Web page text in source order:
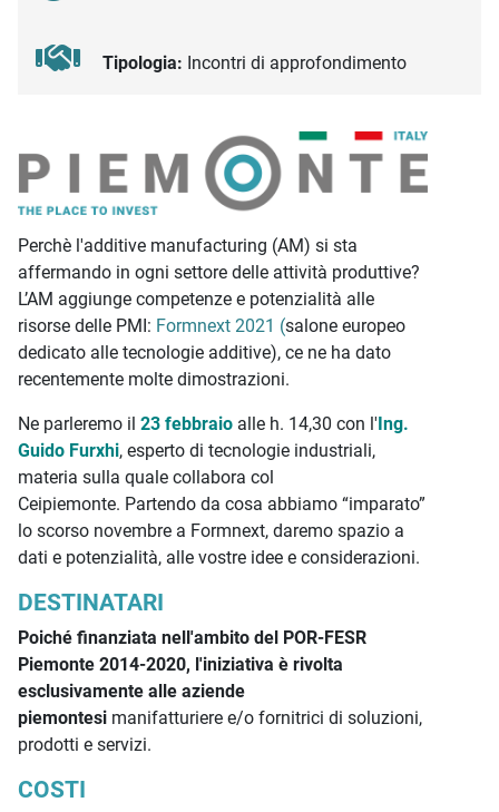
Tipologia: Incontri di approfondimento
Descrizione iniziativa
Perchè l'additive manufacturing (AM) si sta
affermando in ogni settore delle attività produttive?
L’AM aggiunge competenze e potenzialità alle
risorse delle PMI: Formnext 2021 (salone europeo
dedicato alle tecnologie additive), ce ne ha dato
recentemente molte dimostrazioni.
Ne parleremo il 23 febbraio alle h. 14,30 con l' Ing.
Guido Furxhi, esperto di tecnologie industriali,
materia sulla quale collabora col
Ceipiemonte. Partendo da cosa abbiamo “imparato”
lo scorso novembre a Formnext, daremo spazio a
dati e potenzialità, alle vostre idee e considerazioni.
DESTINATARI
Poiché finanziata nell'ambito del POR-FESR
Piemonte 2014-2020, l'iniziativa è rivolta
esclusivamente alle aziende
piemontesi manifatturiere e/o fornitrici di soluzioni,
prodotti e servizi.
COSTI